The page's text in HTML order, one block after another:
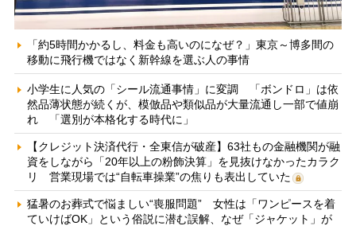
「約5時間かかるし、料金も高いのになぜ？」東京～博多間の
移動に飛行機ではなく新幹線を選ぶ人の事情
小学生に人気の「シール流通事情」に変調 「ボンドロ」は依
然品薄状態が続くが、模倣品や類似品が大量流通し一部で値崩
れ 「選別が本格化する時代に」
【クレジット決済代行・全東信が破産】63社もの金融機関が融
資をしながら「20年以上の粉飾決算」を見抜けなかったカラク
リ 営業現場では“自転車操業”の焦りも表出していた
猛暑のお葬式で悩ましい“喪服問題” 女性は「ワンピースを着
ていけばOK」という俗説に潜む誤解、なぜ「ジャケット」が